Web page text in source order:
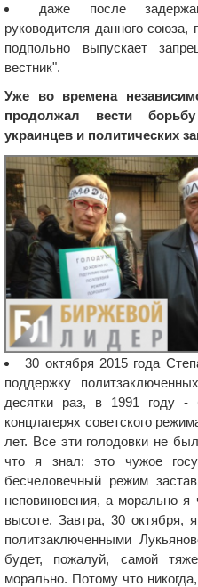
даже после
руководителя данного союза,
подпольно выпускает
вестник".
Уже во времена
продолжал вести
украинцев и политических
30 октября 2015 года
поддержку
десятки раз, в 1991 году
концлагерях советского
лет. Все эти голодовки не
что я знал: это чужое
бесчеловечный режим
неповиновения, а морально я
высоте. Завтра, 30 октября,
политзаключенными
будет, пожалуй, самой
морально. Потому что